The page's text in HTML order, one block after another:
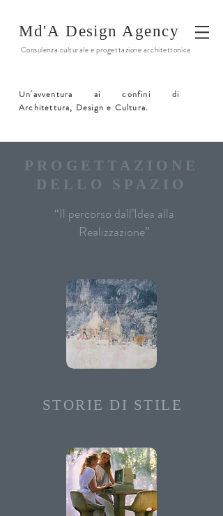
Md'ADesign Agency
Consulenza culturale e progettazione architettonica
Un'avventura ai confini di
Architettura, Design e Cultura.
PROGETTAZIONE
DELLO SPAZIO
“Il percorso dall’Idea alla
Realizzazione”
STORIE DI STILE